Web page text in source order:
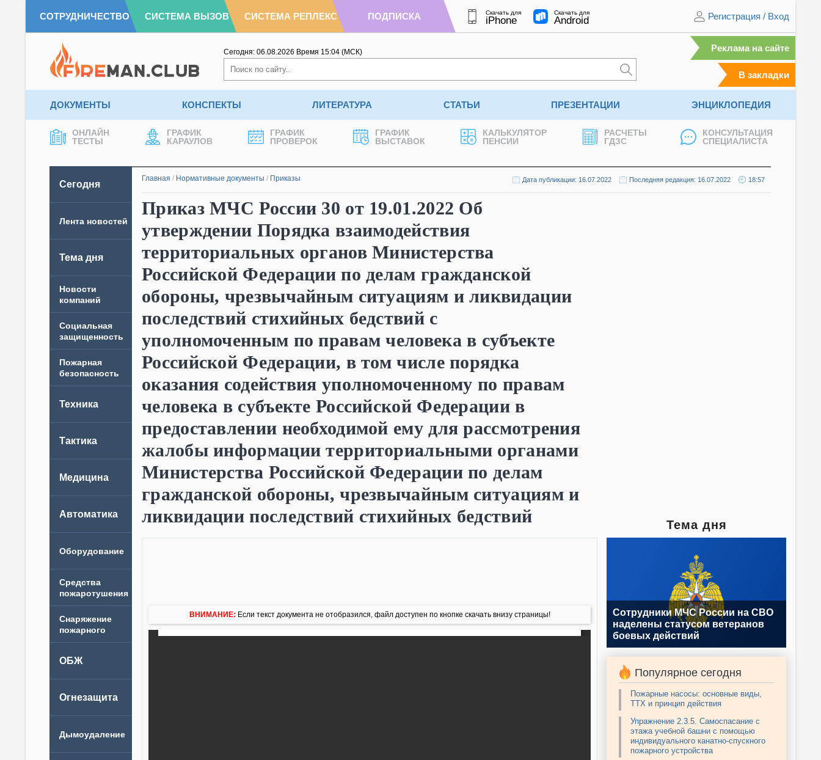
СОТРУДНИЧЕСТВО СИСТЕМА ВЫЗОВ СИСТЕМА РЕПЛЕКС ПОДПИСКА Скачать для
iPhone
Скачать для
Android Регистрация / Вход
Сегодня: 06.08.2026 Время 15:04 (МСК) Реклама на сайте
В закладки
ДОКУМЕНТЫ КОНСПЕКТЫ ЛИТЕРАТУРА СТАТЬИ ПРЕЗЕНТАЦИИ ЭНЦИКЛОПЕДИЯ
ОНЛАЙН
ТЕСТЫ
ГРАФИК
КАРАУЛОВ
ГРАФИК
ПРОВЕРОК
ГРАФИК
ВЫСТАВОК
КАЛЬКУЛЯТОР
ПЕНСИИ
РАСЧЕТЫ
ГДЗС
КОНСУЛЬТАЦИЯ
СПЕЦИАЛИСТА
Сегодня
Лента новостей
Тема дня
Новости
компаний
Главная / Нормативные документы / Приказы Дата публикации: 16.07.2022 Последняя редакция: 16.07.2022 18:57
Приказ МЧС России 30 от 19.01.2022 Об
утверждении Порядка взаимодействия
территориальных органов Министерства
Российской Федерации по делам гражданской
обороны, чрезвычайным ситуациям и ликвидации
последствий стихийных бедствий с
уполномоченным по правам человека в субъекте
Российской Федерации, в том числе порядка
оказания содействия уполномоченному по правам
человека в субъекте Российской Федерации в
предоставлении необходимой ему для рассмотрения
жалобы информации территориальными органами
Министерства Российской Федерации по делам
гражданской обороны, чрезвычайным ситуациям и
ликвидации последствий стихийных бедствий
ВНИМАНИЕ: Если текст документа не отобразился, файл доступен по кнопке скачать внизу страницы!
Тема дня
Сотрудники МЧС России на СВО
наделены статусом ветеранов
боевых действий
Популярное сегодня
Пожарные насосы: основные виды,
ТТХ и принцип действия
Упражнение 2.3.5. Самоспасание с
этажа учебной башни с помощью
индивидуального канатно-спускного
пожарного устройства